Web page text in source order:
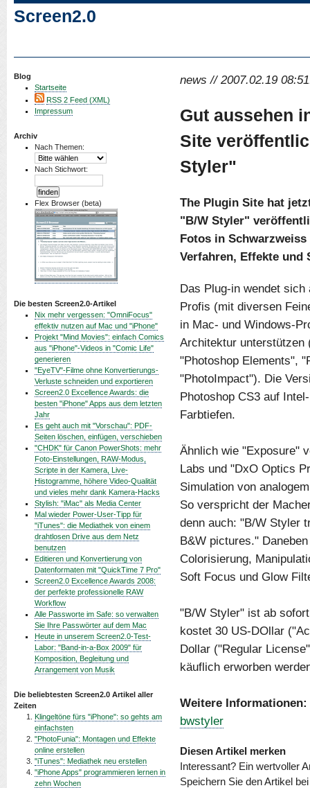
Screen2.0
Blog
Startseite
RSS 2 Feed (XML)
Impressum
Archiv
Nach Themen:
Nach Stichwort:
Flex Browser (beta)
Die besten Screen2.0-Artikel
Nix mehr vergessen: "OmniFocus"
effektiv nutzen auf Mac und "iPhone"
Projekt "Mind Movies": einfach Comics
aus "iPhone"-Videos in "Comic Life"
generieren
"EyeTV"-Filme ohne Konvertierungs-
Verluste schneiden und exportieren
Screen2.0 Excellence Awards: die
besten "iPhone" Apps aus dem letzten
Jahr
Es geht auch mit "Vorschau": PDF-
Seiten löschen, einfügen, verschieben
"CHDK" für Canon PowerShots: mehr
Foto-Einstellungen, RAW-Modus,
Scripte in der Kamera, Live-
Histogramme, höhere Video-Qualität
und vieles mehr dank Kamera-Hacks
Stylish: "iMac" als Media Center
Mal wieder Power-User-Tipp für
"iTunes": die Mediathek von einem
drahtlosen Drive aus dem Netz
benutzen
Editieren und Konvertierung von
Datenformaten mit "QuickTime 7 Pro"
Screen2.0 Excellence Awards 2008:
der perfekte professionelle RAW
Workflow
Alle Passworte im Safe: so verwalten
Sie Ihre Passwörter auf dem Mac
Heute in unserem Screen2.0-Test-
Labor: "Band-in-a-Box 2009" für
Komposition, Begleitung und
Arrangement von Musik
Die beliebtesten Screen2.0 Artikel aller
Zeiten
Klingeltöne fürs "iPhone": so gehts am
einfachsten
"PhotoFunia": Montagen und Effekte
online erstellen
"iTunes": Mediathek neu erstellen
"iPhone Apps" programmieren lernen in
zehn Wochen
news // 2007.02.19
Gut aussehen
Site
Styler"
The Plugin Site hat
"B/W Styler"
Fotos in
Verfahren, Effekte und
Das Plug-in wendet
Profis (mit diversen
in Mac- und Windows-
Architektur unterstützen
"Photoshop Elements",
"PhotoImpact"). Die
Photoshop CS3 auf
Farbtiefen.
Ähnlich wie "Exposure"
Labs und "DxO Optics
Simulation von
So verspricht der
denn auch: "B/W Styler
B&W pictures."
Colorisierung,
Soft Focus und Glow
"B/W Styler" ist ab
kostet 30 US-DOllar
Dollar ("Regular
käuflich erworben
Weitere Informationen:
bwstyler
Diesen Artikel merken
Interessant? Ein wertvoller
Speichern Sie den Artikel